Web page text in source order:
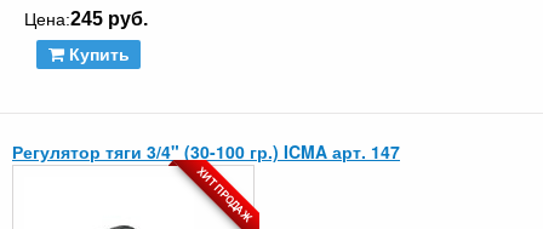
Цена:245 руб.
Купить
Регулятор тяги 3/4" (30-100 гр.) ICMA арт. 147
ХИТ ПРОДАЖ